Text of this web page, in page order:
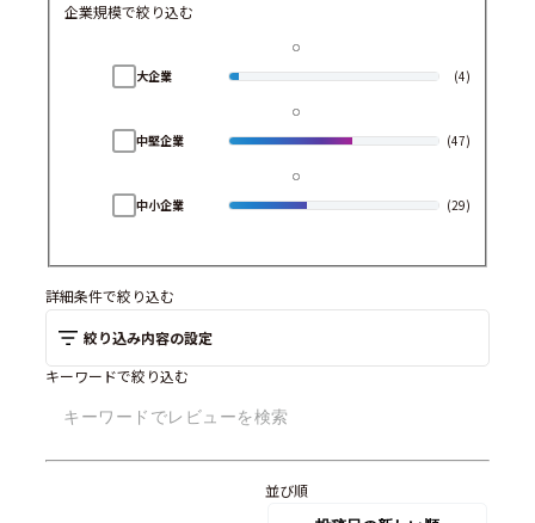
企業規模で絞り込む
大企業 (4)
中堅企業 (47)
中小企業 (29)
詳細条件で絞り込む
絞り込み内容の設定
キーワードで絞り込む
並び順